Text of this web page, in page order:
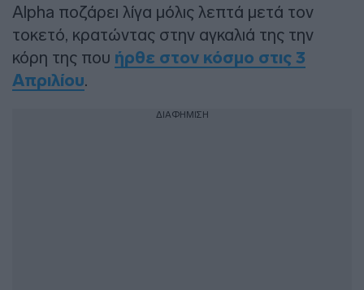
Alpha ποζάρει λίγα μόλις λεπτά μετά τον
τοκετό, κρατώντας στην αγκαλιά της την
κόρη της που ήρθε στον κόσμο στις 3
Απριλίου.
ΔΙΑΦΗΜΙΣΗ